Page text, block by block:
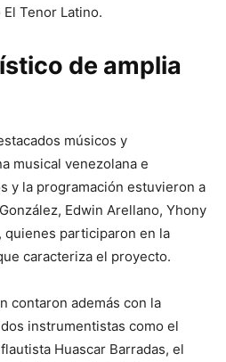
Tenor Latino.
de amplia
músicos y
musical venezolana e
y la programación estuvieron a
Edwin Arellano, Yhony
quienes participaron en la
caracteriza el proyecto.
contaron además con la
instrumentistas como el
Huascar Barradas, el